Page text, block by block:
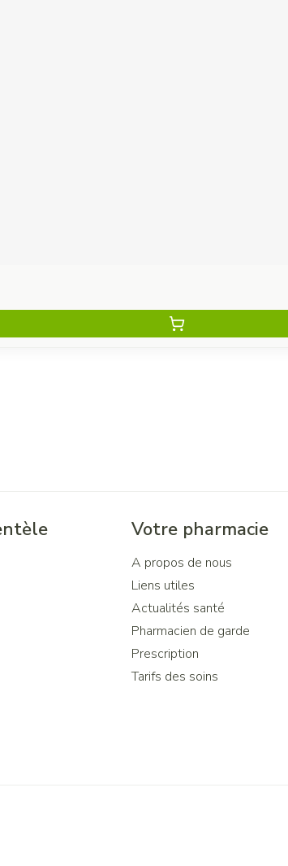
Votre pharmacie
A propos de nous
Liens utiles
Actualités santé
Pharmacien de garde
Prescription
Tarifs des soins